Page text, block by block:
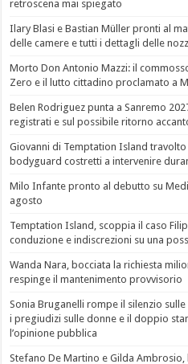
retroscena mai spiegato
Ilary Blasi e Bastian Müller pronti al
delle camere e tutti i dettagli delle
Morto Don Antonio Mazzi: il
Zero e il lutto cittadino proclamato a
Belen Rodriguez punta a Sanremo
registrati e sul possibile ritorno
Giovanni di Temptation Island
bodyguard costretti a intervenire
Milo Infante pronto al debutto su
agosto
Temptation Island, scoppia il caso
conduzione e indiscrezioni su una
Wanda Nara, bocciata la richiesta
respinge il mantenimento provvisorio
Sonia Bruganelli rompe il silenzio
i pregiudizi sulle donne e il doppio
l’opinione pubblica
Stefano De Martino e Gilda